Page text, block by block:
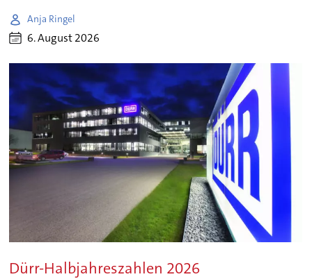
Anja Ringel
6. August 2026
Dürr-Halbjahreszahlen 2026